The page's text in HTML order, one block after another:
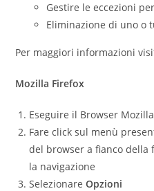
Gestire le eccezioni
Eliminazione di uno o
Per maggiori informazioni
Mozilla Firefox
Eseguire il Browser
Fare click sul menù
del browser a fianco
la navigazione
SelezionareOpzioni